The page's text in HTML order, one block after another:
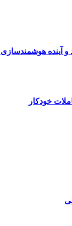
و آینده
خودکار